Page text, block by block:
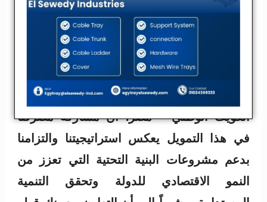
بما يعكس قدرة القطاع المصرفي على دعم
المشروعات الحيوية ذات الأثر الاقتصادي
وصرح الاستاذ /أحمد الشال – رئيس قطاع
تمويل الشركات والقروض المشتركة ببنك
الكويت الوطني – مصر، أن مشاركة مصرفنا
في هذا التمويل يعكس استراتيجيتنا والتزامنا
بدعم مشروعات البنية التحتية التي تعزز من
النمو الاقتصادي للدولة وتحقق التنمية